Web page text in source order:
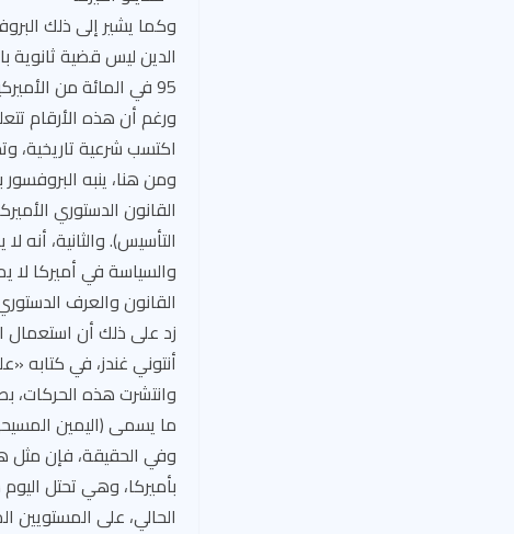
وكما يشير إلى ذلك
الدين ليس قضية ثانوية
ورغم أن هذه الأرقام
اكتسب شرعية
ومن هنا، ينبه
القانون الدستوري
التأسيس). والثانية، أنه
والسياسة في أميركا
القانون والعرف
زد على ذلك أن استعمال
أنتوني غندز، في كتابه
وانتشرت هذه الحركات،
ما يسمى (اليمين
وفي الحقيقة، فإن مثل
بأميركا، وهي تحتل
الحالي، على المستويين